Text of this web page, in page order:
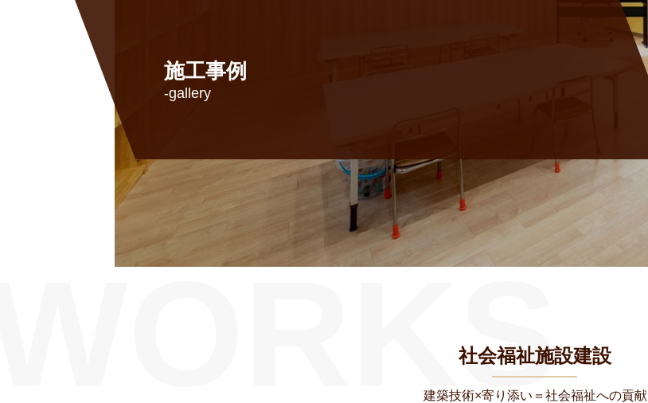
施工事例
-gallery
社会福祉施設建設
建築技術×寄り添い＝社会福祉への貢献